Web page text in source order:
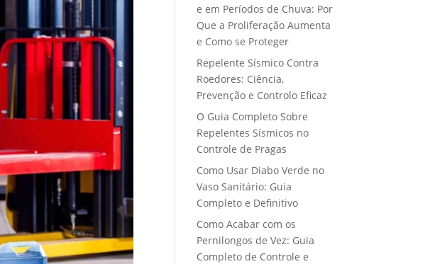
e em Períodos de Chuva: Por
Que a Proliferação Aumenta
e Como se Proteger
Repelente Sísmico Contra
Roedores: Ciência,
Prevenção e Controlo Eficaz
O Guia Completo Sobre
Repelentes Sísmicos no
Controle de Pragas
Como Usar Diabo Verde no
Vaso Sanitário: Guia
Completo e Definitivo
Como Acabar com os
Pernilongos de Vez: Guia
Completo de Controle e